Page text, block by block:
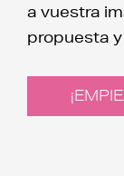
a vuestra
propuesta